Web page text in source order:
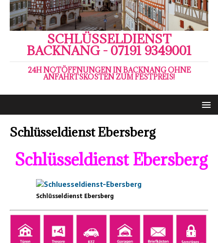
SCHLÜSSELDIENST
BACKNANG - 07191 9349001
24H NOTÖFFNUNGEN IN BACKNANG OHNE
ANFAHRTSKOSTEN ZUM FESTPREIS!
Schlüsseldienst Ebersberg
Schlüsseldienst Ebersberg
Schlüsseldienst Ebersberg